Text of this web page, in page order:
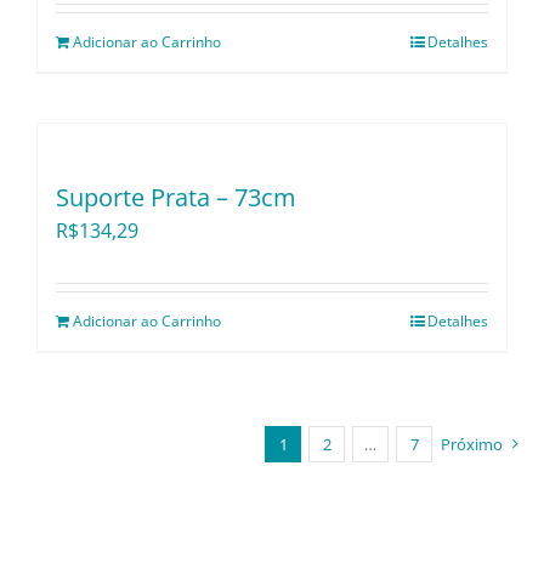
Adicionar ao Carrinho Detalhes
Suporte Prata – 73cm
R$134,29
Adicionar ao Carrinho Detalhes
1 2 … 7 Próximo